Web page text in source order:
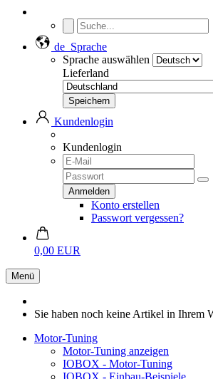
de Sprache
Sprache auswählen
Lieferland
Kundenlogin
Kundenlogin
Konto erstellen
Passwort vergessen?
0,00 EUR
Menü
Sie haben noch keine Artikel in Ihrem
Motor-Tuning
Motor-Tuning anzeigen
IOBOX - Motor-Tuning
IOBOX - Einbau-Beispiele